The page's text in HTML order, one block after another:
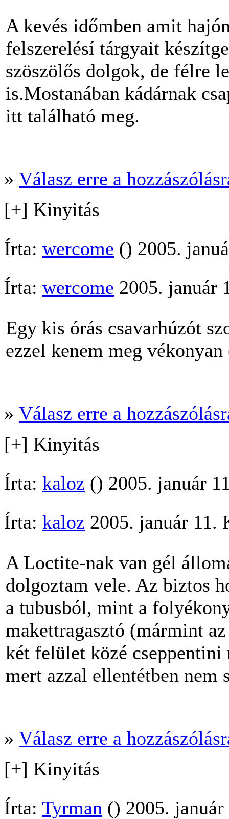
A kevés időmben amit
felszerelésí tárgyait
szöszölős dolgok, de félre
is.Mostanában kádárnak
itt található meg.
» Válasz erre a
[+] Kinyitás
Írta: wercome () 2005.
Írta: wercome 2005. január
Egy kis órás csavarhúzót
ezzel kenem meg
» Válasz erre a
[+] Kinyitás
Írta: kaloz () 2005. január
Írta: kaloz 2005. január 11.
A Loctite-nak van gél
dolgoztam vele. Az biztos
a tubusból, mint a
makettragasztó (mármint
két felület közé
mert azzal ellentétben nem
» Válasz erre a
[+] Kinyitás
Írta: Tyrman () 2005.